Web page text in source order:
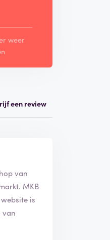
weer
een review
van
MKB
is
van